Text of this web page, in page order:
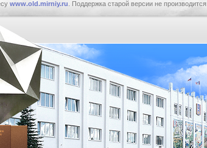
www.old.mirniy.ru . Поддержка старой версии не производится.